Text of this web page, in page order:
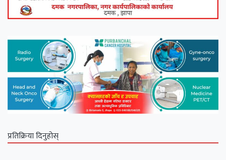
प्रतिक्रिया दिनुहोस्